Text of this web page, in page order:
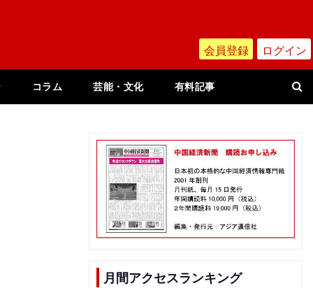
会員登録 ログイン
コラム 芸能・文化 有料記事
月間アクセスランキング